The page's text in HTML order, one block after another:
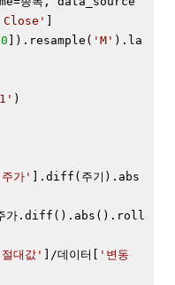
0 ]).resample( 'M' ).la
)
가'
].diff(주기).abs
주가.diff().abs().roll
대값' ]/데이터[
'변동